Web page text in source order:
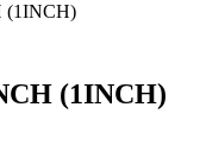
(1INCH)
(1INCH)